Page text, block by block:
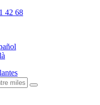
42 68